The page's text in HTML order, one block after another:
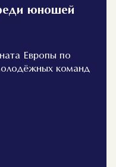
юношей
Европы по
команд